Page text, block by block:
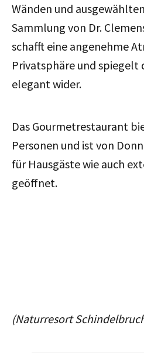
Wänden und
Sammlung von Dr.
schafft eine angenehme
Privatsphäre und spiegelt
elegant wider.
Das Gourmetrestaurant
Personen und ist von
für Hausgäste wie auch
geöffnet.
(Naturresort